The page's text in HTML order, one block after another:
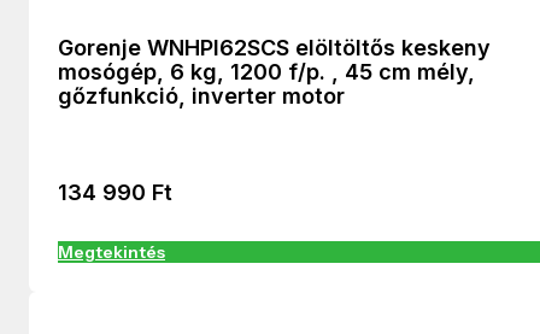
Gorenje WNHPI62SCS elöltöltős keskeny
mosógép, 6 kg, 1200 f/p. , 45 cm mély,
gőzfunkció, inverter motor
134 990 Ft
Megtekintés